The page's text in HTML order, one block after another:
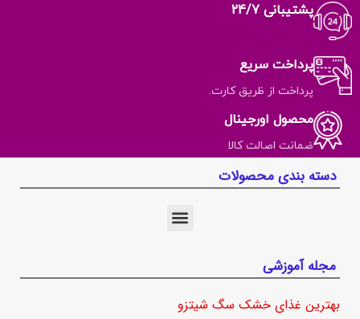
پشتیبانی 24/7
پرداخت سریع
پرداخت از ظریق کارت.
محصول اورجینال
ضمانت اصالت کالا
دسته بندی محصولات
مجله آموزشی
بهترین غذای خشک سگ شیتزو